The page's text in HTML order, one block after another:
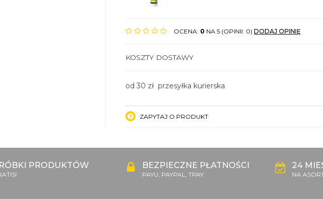
OCENA: 0 NA 5 (OPINII: 0) DODAJ OPINIĘ
KOSZTY DOSTAWY
od 30 zł przesyłka kurierska
ZAPYTAJ O PRODUKT
PRODUKTÓW BEZPIECZNE PŁATNOŚCI
PAYU, PAYPAL, TPAY
24
NA